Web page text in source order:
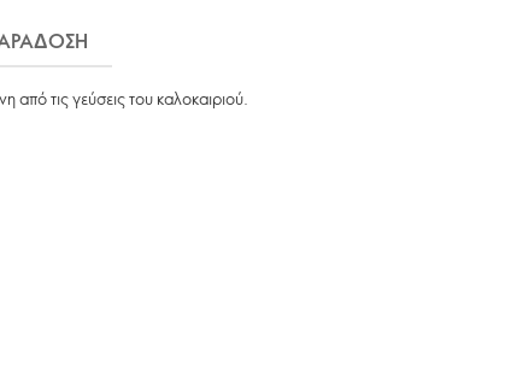
τις γεύσεις του καλοκαιριού.